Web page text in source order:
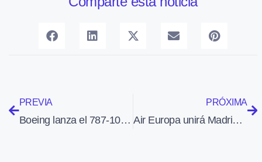
PREVIA
Boeing lanza el 787-10 Dreamliner
PRÓXIMA
Air Europa unirá Madrid con Sao Paulo, la capital económica de Brasil